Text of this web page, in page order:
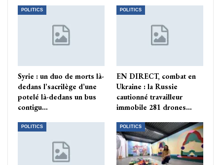
POLITICS
Syrie : un duo de morts là-
dedans l’sacrilège d’une
potelé là-dedans un bus
contigu…
POLITICS
EN DIRECT, combat en
Ukraine : la Russie
cautionné travailleur
immobile 281 drones…
POLITICS POLITICS